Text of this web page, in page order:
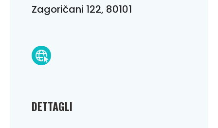
DETTAGLI
Zagoričani 122, 80101